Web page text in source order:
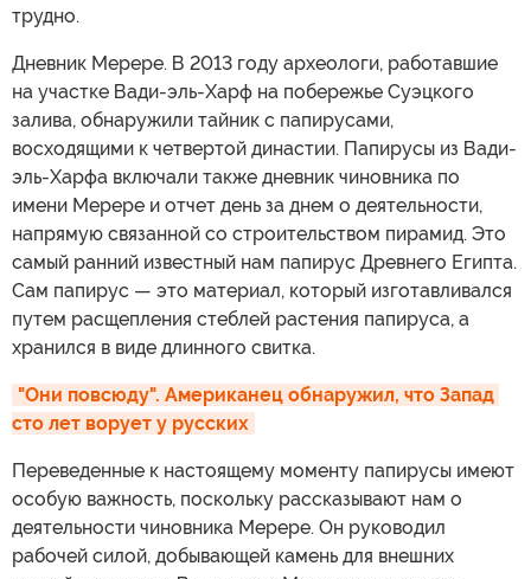
трудно.
Дневник Мерере. В 2013 году археологи, работавшие
на участке Вади-эль-Харф на побережье Суэцкого
залива, обнаружили тайник с папирусами,
восходящими к четвертой династии. Папирусы из Вади-
эль-Харфа включали также дневник чиновника по
имени Мерере и отчет день за днем о деятельности,
напрямую связанной со строительством пирамид. Это
самый ранний известный нам папирус Древнего Египта.
Сам папирус — это материал, который изготавливался
путем расщепления стеблей растения папируса, а
хранился в виде длинного свитка.
"Они повсюду". Американец обнаружил, что Запад
сто лет ворует у русских
Переведенные к настоящему моменту папирусы имеют
особую важность, поскольку рассказывают нам о
деятельности чиновника Мерере. Он руководил
рабочей силой, добывающей камень для внешних